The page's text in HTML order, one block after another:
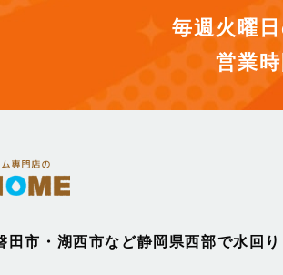
毎週火曜
営業
市・湖西市など静岡県西部で水回